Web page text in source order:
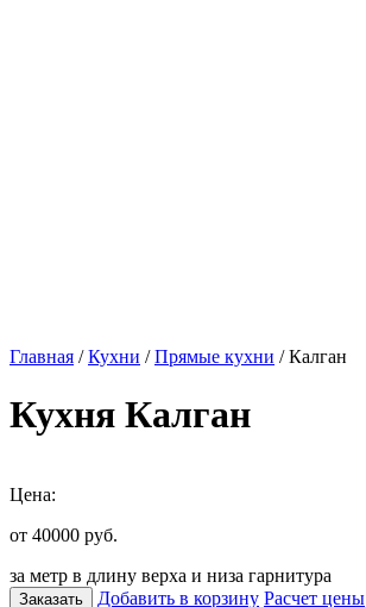
Главная /Кухни /Прямые кухни / Калган
Кухня Калган
Цена:
от 40000 руб.
за метр в длину верха и низа гарнитура
Заказать Добавить в корзину Расчет цены